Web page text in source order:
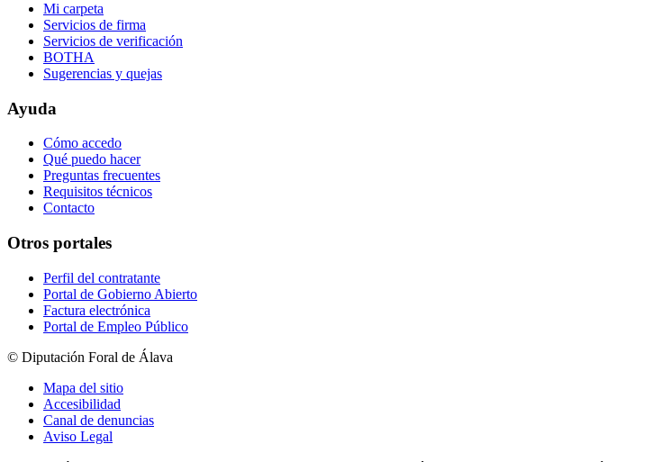
Mi carpeta
Servicios de firma
Servicios de verificación
BOTHA
Sugerencias y quejas
Ayuda
Cómo accedo
Qué puedo hacer
Preguntas frecuentes
Requisitos técnicos
Contacto
Otros portales
Perfil del contratante
Portal de Gobierno Abierto
Factura electrónica
Portal de Empleo Público
© Diputación Foral de Álava
Mapa del sitio
Accesibilidad
Canal de denuncias
Aviso Legal